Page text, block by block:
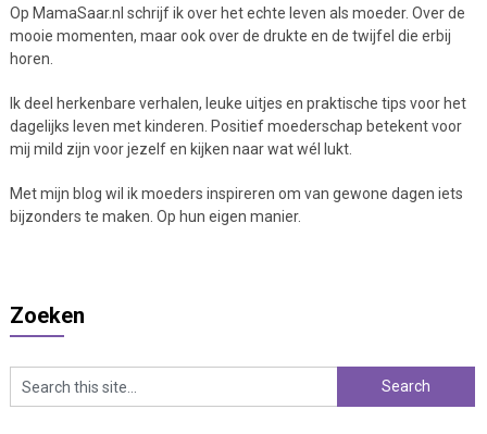
Op MamaSaar.nl schrijf ik over het echte leven als moeder. Over de
mooie momenten, maar ook over de drukte en de twijfel die erbij
horen.
Ik deel herkenbare verhalen, leuke uitjes en praktische tips voor het
dagelijks leven met kinderen. Positief moederschap betekent voor
mij mild zijn voor jezelf en kijken naar wat wél lukt.
Met mijn blog wil ik moeders inspireren om van gewone dagen iets
bijzonders te maken. Op hun eigen manier.
Zoeken